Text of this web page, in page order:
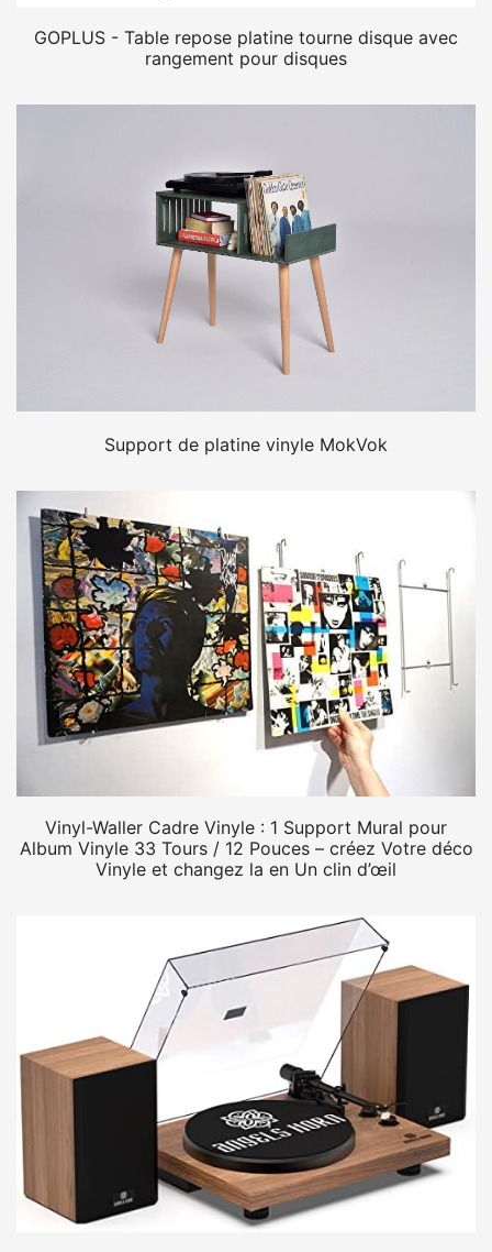
GOPLUS - Table repose platine tourne disque avec
rangement pour disques
Support de platine vinyle MokVok
Vinyl-Waller Cadre Vinyle : 1 Support Mural pour
Album Vinyle 33 Tours / 12 Pouces – créez Votre déco
Vinyle et changez la en Un clin d’œil